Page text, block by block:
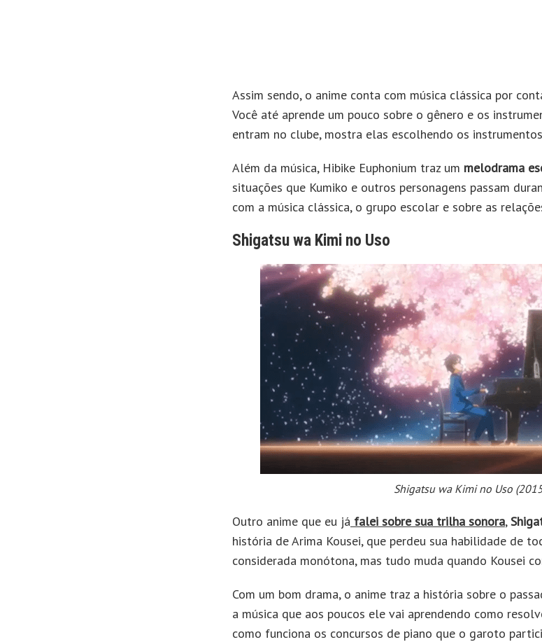
Assim sendo, o anime conta com música clássica por
Você até aprende um pouco sobre o gênero e os
entram no clube, mostra elas escolhendo os
Além da música, Hibike Euphonium traz um melodrama
situações que Kumiko e outros personagens passam
com a música clássica, o grupo escolar e sobre as
Shigatsu wa Kimi no Uso
Shigatsu wa Kimi no Uso
Outro anime que eu já falei sobre sua trilha sonora,
história de Arima Kousei, que perdeu sua habilidade de
considerada monótona, mas tudo muda quando Kousei
Com um bom drama, o anime traz a história sobre o
a música que aos poucos ele vai aprendendo como
como funciona os concursos de piano que o garoto